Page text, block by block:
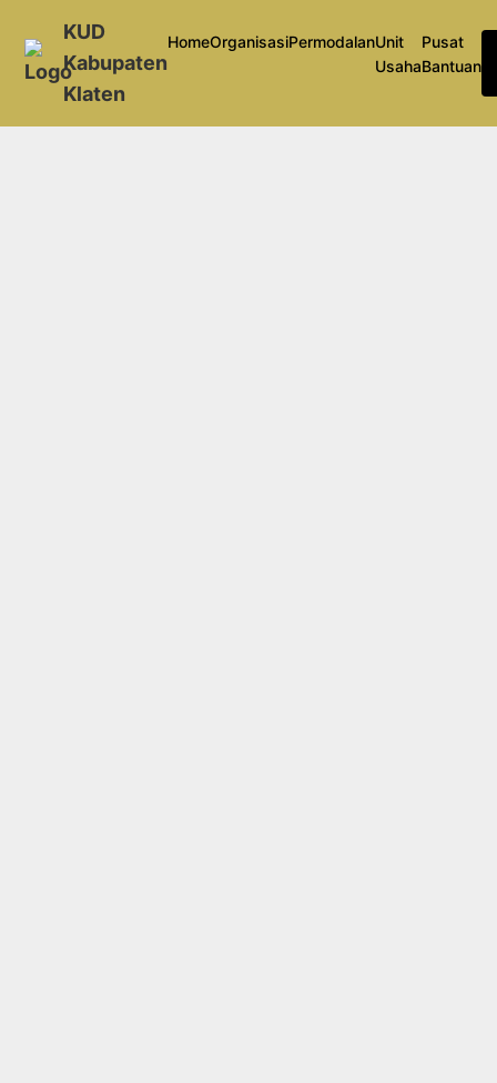
KUD
Kabupaten
Klaten
HomeOrganisasiPermodalanUnit
Usaha
Pusat
Bantuan